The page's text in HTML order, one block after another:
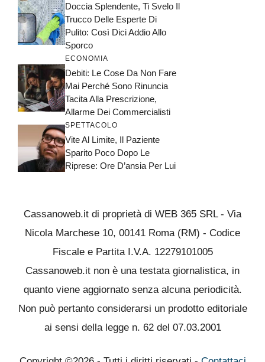
Doccia Splendente, Ti Svelo Il
Trucco Delle Esperte Di
Pulito: Così Dici Addio Allo
Sporco
ECONOMIA
Debiti: Le Cose Da Non Fare
Mai Perché Sono Rinuncia
Tacita Alla Prescrizione,
Allarme Dei Commercialisti
SPETTACOLO
Vite Al Limite, Il Paziente
Sparito Poco Dopo Le
Riprese: Ore D’ansia Per Lui
Cassanoweb.it di proprietà di WEB 365 SRL - Via
Nicola Marchese 10, 00141 Roma (RM) - Codice
Fiscale e Partita I.V.A. 12279101005
Cassanoweb.it non è una testata giornalistica, in
quanto viene aggiornato senza alcuna periodicità.
Non può pertanto considerarsi un prodotto editoriale
ai sensi della legge n. 62 del 07.03.2001